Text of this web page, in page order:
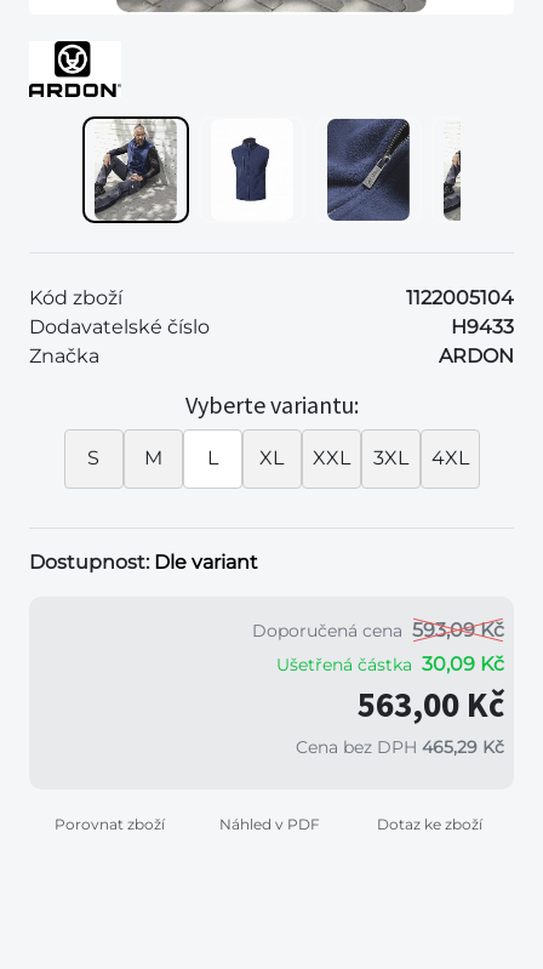
Kód zboží
1122005104
Dodavatelské číslo
H9433
Značka
ARDON
Vyberte variantu:
S M L XL XXL 3XL 4XL
Dostupnost: Dle variant
Doporučená cena 593,09 Kč
Ušetřená částka 30,09 Kč
563,00 Kč
Cena bez DPH 465,29 Kč
Porovnat zboží Náhled v PDF Dotaz ke zboží